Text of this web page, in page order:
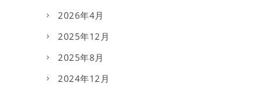
2026年4月
2025年12月
2025年8月
2024年12月